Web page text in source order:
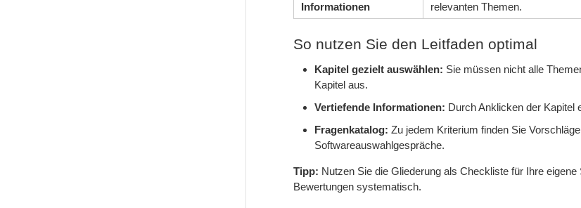
Informationen
relevanten Themen.
So nutzen Sie den Leitfaden optimal
Kapitel gezielt auswählen: Sie müssen nicht alle
Kapitel aus.
Vertiefende Informationen: Durch Anklicken der Kapitel
Fragenkatalog: Zu jedem Kriterium finden Sie
Softwareauswahlgespräche.
Tipp: Nutzen Sie die Gliederung als Checkliste für Ihre
Bewertungen systematisch.